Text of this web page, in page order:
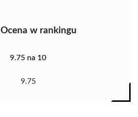
Ocena w rankingu
9.75 na 10
9.75